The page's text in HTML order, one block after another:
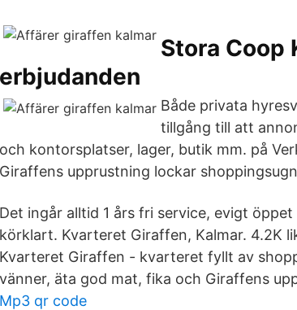
Stora Coop
erbjudanden
Både privata
tillgång till att
och kontorsplatser, lager, butik mm. på
Giraffens upprustning lockar
Det ingår alltid 1 års fri service, evigt
körklart. Kvarteret Giraffen, Kalmar. 4.2K
Kvarteret Giraffen - kvarteret fyllt av
vänner, äta god mat, fika och Giraffens
Mp3 qr code